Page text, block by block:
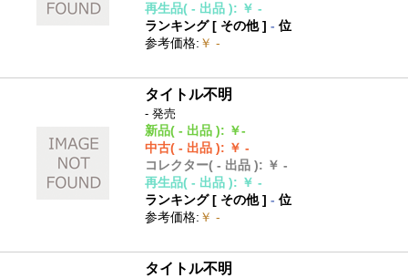
再生品( - 出品 ): ￥ -
ランキング [ その他]- 位
参考価格: ￥ -
タイトル不明
- 発売
新品( - 出品 ): ￥-
中古( - 出品 ): ￥ -
コレクター( - 出品 ): ￥ -
再生品( - 出品 ): ￥ -
ランキング [ その他]- 位
参考価格: ￥ -
タイトル不明